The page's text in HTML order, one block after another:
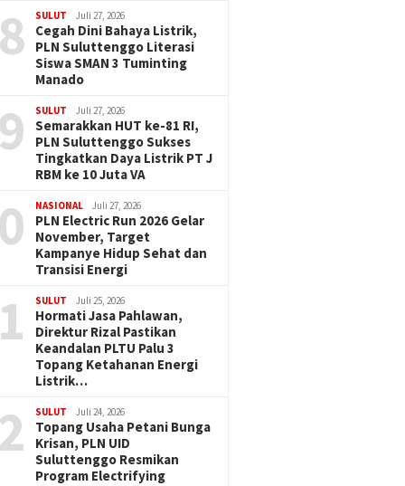
SULUT Juli 27, 2026
Cegah Dini Bahaya Listrik,
PLN Suluttenggo Literasi
Siswa SMAN 3 Tuminting
Manado
SULUT Juli 27, 2026
Semarakkan HUT ke-81 RI,
PLN Suluttenggo Sukses
Tingkatkan Daya Listrik PT J
RBM ke 10 Juta VA
NASIONAL Juli 27, 2026
PLN Electric Run 2026 Gelar
November, Target
Kampanye Hidup Sehat dan
Transisi Energi
SULUT Juli 25, 2026
Hormati Jasa Pahlawan,
Direktur Rizal Pastikan
Keandalan PLTU Palu 3
Topang Ketahanan Energi
Listrik…
SULUT Juli 24, 2026
Topang Usaha Petani Bunga
Krisan, PLN UID
Suluttenggo Resmikan
Program Electrifying